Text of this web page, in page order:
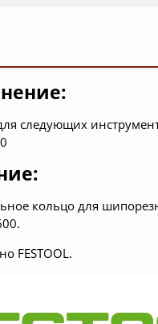
следующих
кольцо для
FESTOOL.